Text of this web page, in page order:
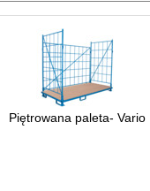
Piętrowana paleta- Vario